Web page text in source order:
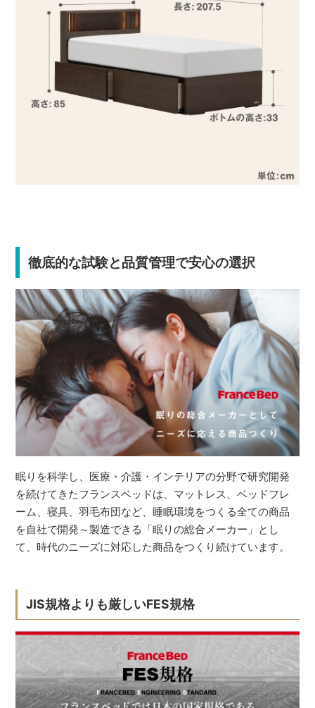
徹底的な試験と品質管理で安心の選択
眠りを科学し、医療・介護・インテリアの分野で研究開発
を続けてきたフランスベッドは、マットレス、ベッドフレ
ーム、寝具、羽毛布団など、睡眠環境をつくる全ての商品
を自社で開発～製造できる「眠りの総合メーカー」とし
て、時代のニーズに対応した商品をつくり続けています。
JIS規格よりも厳しいFES規格